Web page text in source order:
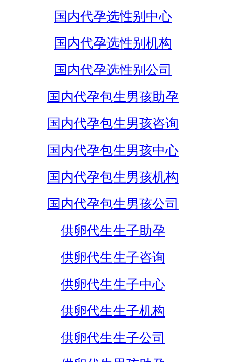
国内代孕选性别中心
国内代孕选性别机构
国内代孕选性别公司
国内代孕包生男孩助孕
国内代孕包生男孩咨询
国内代孕包生男孩中心
国内代孕包生男孩机构
国内代孕包生男孩公司
供卵代生生子助孕
供卵代生生子咨询
供卵代生生子中心
供卵代生生子机构
供卵代生生子公司